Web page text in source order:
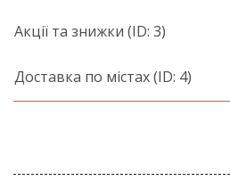
Акції та знижки (ID: 3)
Доставка по містах (ID: 4)